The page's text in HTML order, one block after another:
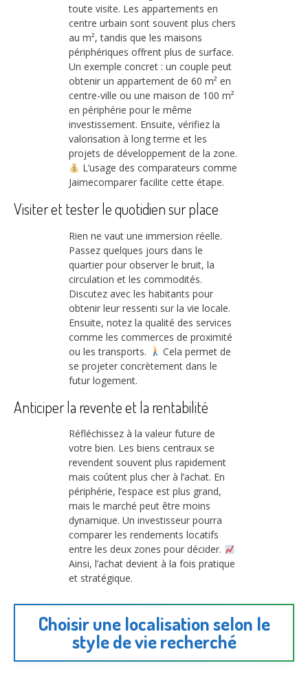
toute visite. Les appartements en
centre urbain sont souvent plus chers
au m², tandis que les maisons
périphériques offrent plus de surface.
Un exemple concret : un couple peut
obtenir un appartement de 60 m² en
centre-ville ou une maison de 100 m²
en périphérie pour le même
investissement. Ensuite, vérifiez la
valorisation à long terme et les
projets de développement de la zone.
L’usage des comparateurs comme
Jaimecomparer facilite cette étape.
Visiter et tester le quotidien sur place
Rien ne vaut une immersion réelle.
Passez quelques jours dans le
quartier pour observer le bruit, la
circulation et les commodités.
Discutez avec les habitants pour
obtenir leur ressenti sur la vie locale.
Ensuite, notez la qualité des services
comme les commerces de proximité
ou les transports.
Cela permet de
se projeter concrètement dans le
futur logement.
Anticiper la revente et la rentabilité
Réfléchissez à la valeur future de
votre bien. Les biens centraux se
revendent souvent plus rapidement
mais coûtent plus cher à l’achat. En
périphérie, l’espace est plus grand,
mais le marché peut être moins
dynamique. Un investisseur pourra
comparer les rendements locatifs
entre les deux zones pour décider.
Ainsi, l’achat devient à la fois pratique
et stratégique.
Choisir une localisation selon le
style de vie recherché